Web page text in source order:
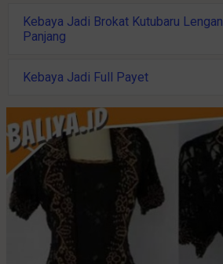
Kebaya Jadi Brokat Kutubaru Lengan
Panjang
Kebaya Jadi Full Payet